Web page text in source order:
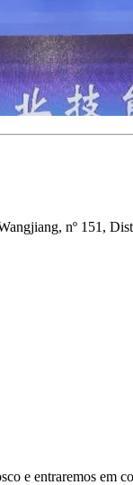
nº 151,
e entraremos em